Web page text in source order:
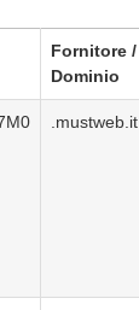
Fornitore /
Dominio
.mustweb.it